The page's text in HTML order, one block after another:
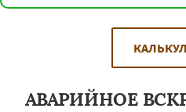
АВАРИЙНОЕ